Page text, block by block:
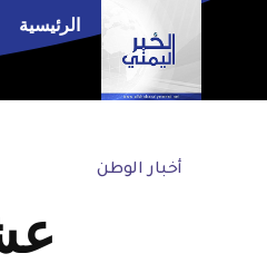
الرئيسية
أخبار الوطن